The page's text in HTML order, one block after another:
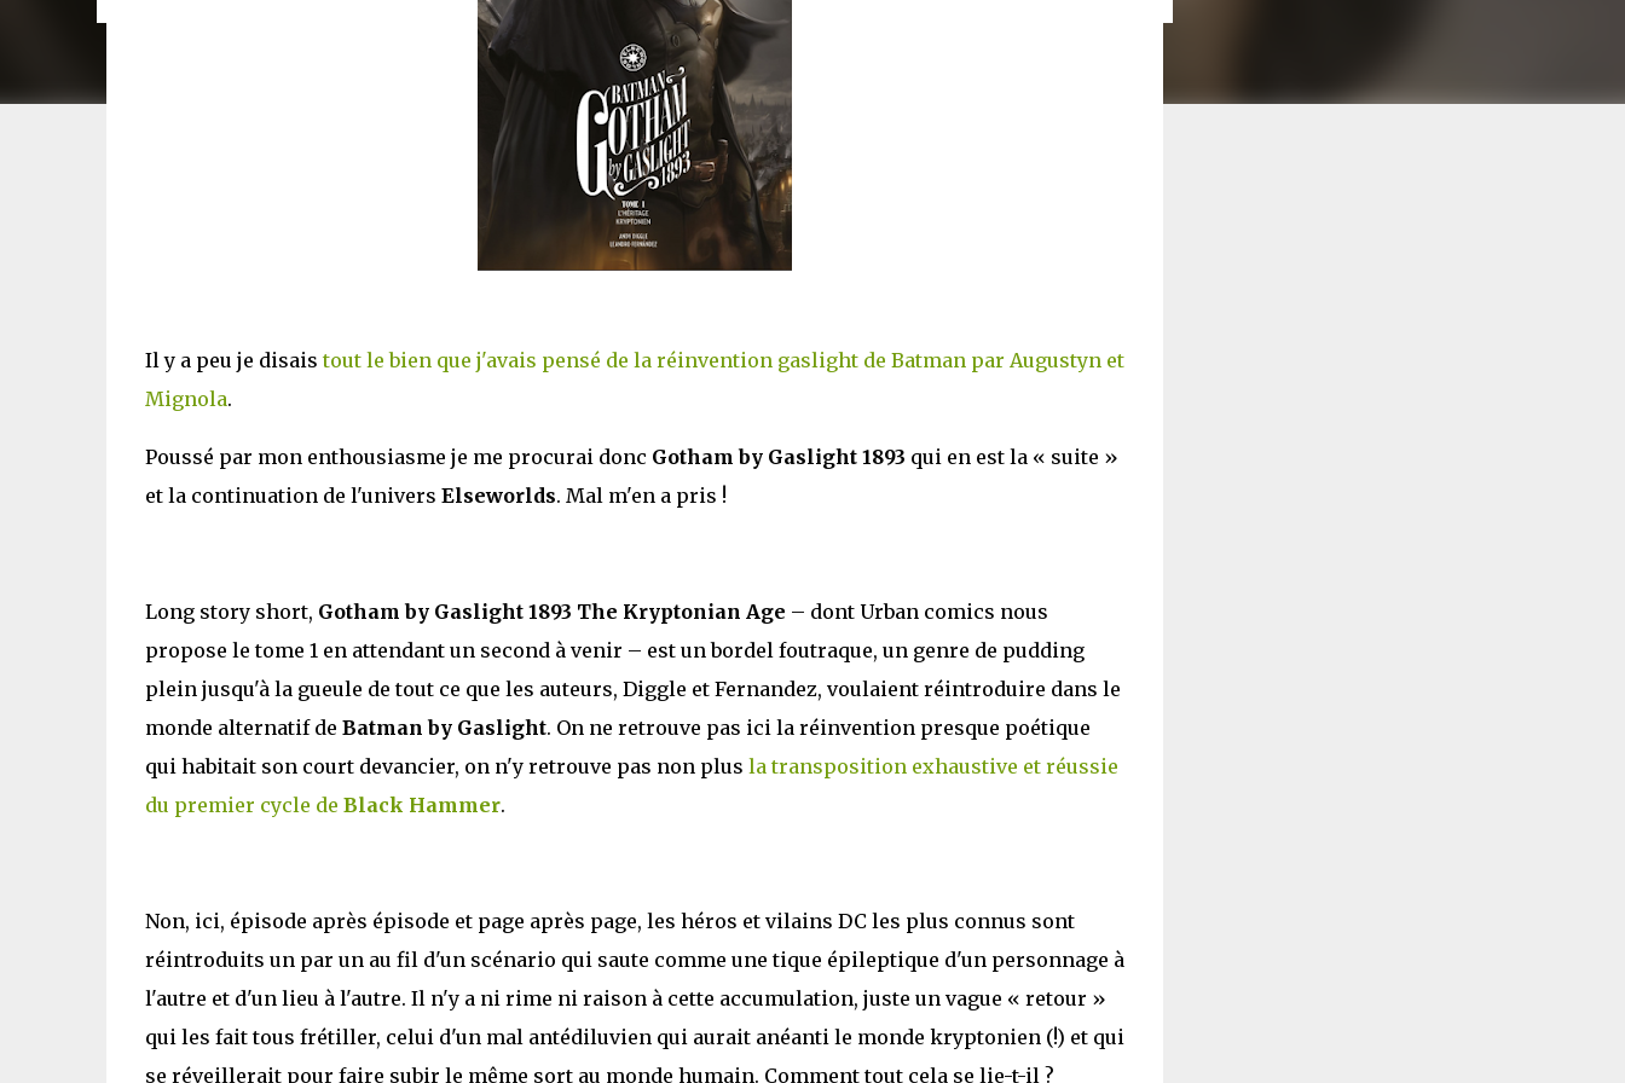
Il y a peu je disaistout le bien que j'avais pensé de la réinvention gaslight de Batman par Augustyn et
Mignola.
Poussé par mon enthousiasme je me procurai donc Gotham by Gaslight 1893 qui en est la « suite »
et la continuation de l'univers Elseworlds. Mal m'en a pris !
Long story short, Gotham by Gaslight 1893 The Kryptonian Age – dont Urban comics nous
propose le tome 1 en attendant un second à venir – est un bordel foutraque, un genre de pudding
plein jusqu'à la gueule de tout ce que les auteurs, Diggle et Fernandez, voulaient réintroduire dans le
monde alternatif de Batman by Gaslight. On ne retrouve pas ici la réinvention presque poétique
qui habitait son court devancier, on n'y retrouve pas non plus la transposition exhaustive et réussie
du premier cycle de Black Hammer.
Non, ici, épisode après épisode et page après page, les héros et vilains DC les plus connus sont
réintroduits un par un au fil d'un scénario qui saute comme une tique épileptique d'un personnage à
l'autre et d'un lieu à l'autre. Il n'y a ni rime ni raison à cette accumulation, juste un vague « retour »
qui les fait tous frétiller, celui d'un mal antédiluvien qui aurait anéanti le monde kryptonien (!) et qui
se réveillerait pour faire subir le même sort au monde humain. Comment tout cela se lie-t-il ?